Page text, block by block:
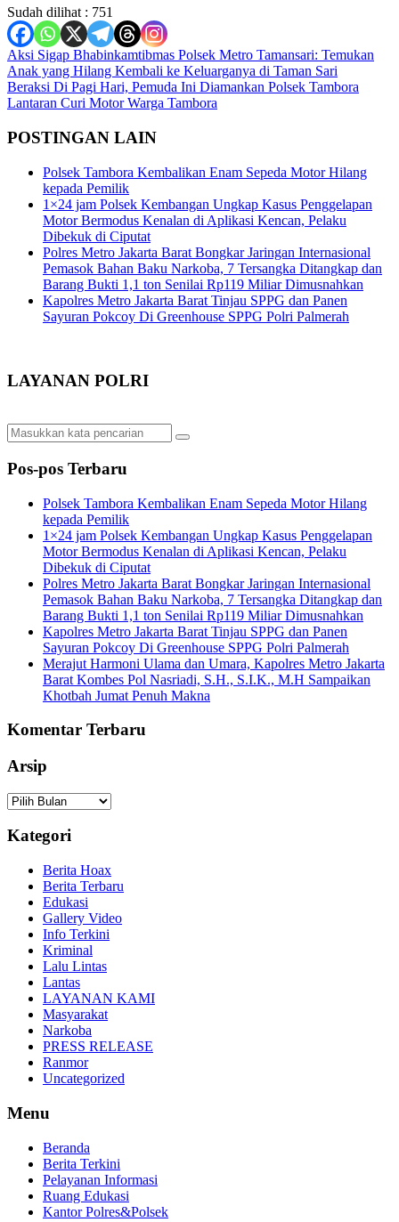
Sudah dilihat : 751
Navigasi
pos
Aksi Sigap Bhabinkamtibmas Polsek Metro Tamansari: Temukan
Anak yang Hilang Kembali ke Keluarganya di Taman Sari
Beraksi Di Pagi Hari, Pemuda Ini Diamankan Polsek Tambora
Lantaran Curi Motor Warga Tambora
POSTINGAN LAIN
Polsek Tambora Kembalikan Enam Sepeda Motor Hilang
kepada Pemilik
1×24 jam Polsek Kembangan Ungkap Kasus Penggelapan
Motor Bermodus Kenalan di Aplikasi Kencan, Pelaku
Dibekuk di Ciputat
Polres Metro Jakarta Barat Bongkar Jaringan Internasional
Pemasok Bahan Baku Narkoba, 7 Tersangka Ditangkap dan
Barang Bukti 1,1 ton Senilai Rp119 Miliar Dimusnahkan
Kapolres Metro Jakarta Barat Tinjau SPPG dan Panen
Sayuran Pokcoy Di Greenhouse SPPG Polri Palmerah
LAYANAN POLRI
Pos-pos Terbaru
Polsek Tambora Kembalikan Enam Sepeda Motor Hilang
kepada Pemilik
1×24 jam Polsek Kembangan Ungkap Kasus Penggelapan
Motor Bermodus Kenalan di Aplikasi Kencan, Pelaku
Dibekuk di Ciputat
Polres Metro Jakarta Barat Bongkar Jaringan Internasional
Pemasok Bahan Baku Narkoba, 7 Tersangka Ditangkap dan
Barang Bukti 1,1 ton Senilai Rp119 Miliar Dimusnahkan
Kapolres Metro Jakarta Barat Tinjau SPPG dan Panen
Sayuran Pokcoy Di Greenhouse SPPG Polri Palmerah
Merajut Harmoni Ulama dan Umara, Kapolres Metro Jakarta
Barat Kombes Pol Nasriadi, S.H., S.I.K., M.H Sampaikan
Khotbah Jumat Penuh Makna
Komentar Terbaru
Arsip
Arsip
Kategori
Berita Hoax
Berita Terbaru
Edukasi
Gallery Video
Info Terkini
Kriminal
Lalu Lintas
Lantas
LAYANAN KAMI
Masyarakat
Narkoba
PRESS RELEASE
Ranmor
Uncategorized
Menu
Beranda
Berita Terkini
Pelayanan Informasi
Ruang Edukasi
Kantor Polres&Polsek